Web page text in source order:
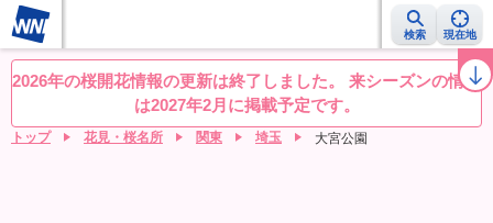
検索 現在地
桜レーダー 名所ランキング 桜開花予想NEWS お花見動画 目的別
2026年の桜開花情報の更新は終了しました。 来シーズンの情報
は2027年2月に掲載予定です。
トップ 花見・桜名所 関東 埼玉 大宮公園